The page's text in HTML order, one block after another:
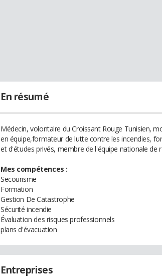
En résumé
Médecin, volontaire du Croissant Rouge Tunisien,
en équipe,formateur de lutte contre les incendies,
et d'études privés, membre de l'équipe nationale de
Mes compétences :
Secourisme
Formation
Gestion De Catastrophe
Sécurité incendie
Évaluation des risques professionnels
plans d'évacuation
Entreprises